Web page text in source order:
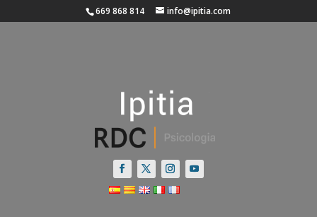
669 868 814 info@ipitia.com